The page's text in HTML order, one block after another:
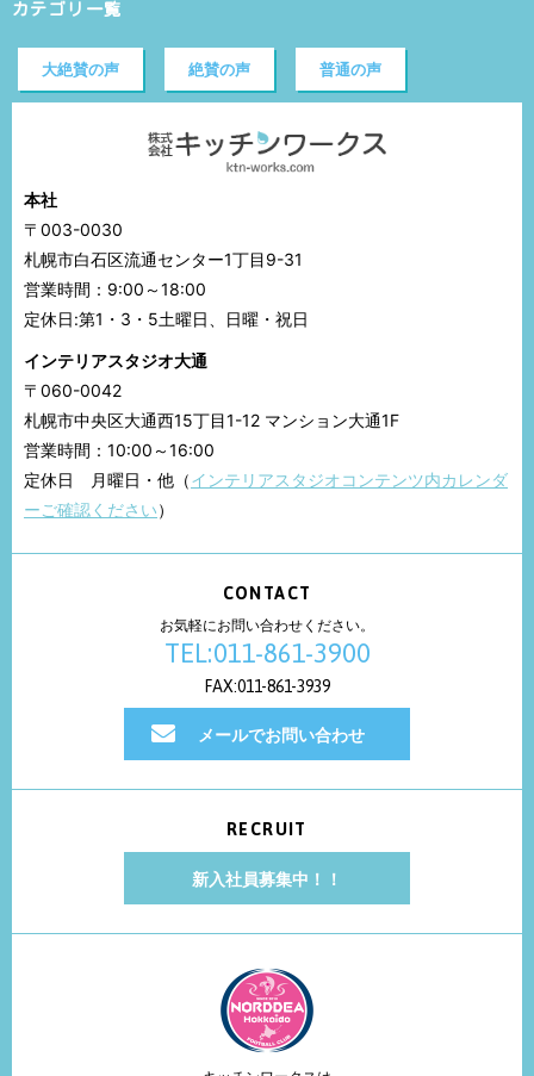
カテゴリ一覧
大絶賛の声 絶賛の声 普通の声
本社
〒003-0030
札幌市白石区流通センター1丁目9-31
営業時間：9:00～18:00
定休日:第1・3・5土曜日、日曜・祝日
インテリアスタジオ大通
〒060-0042
札幌市中央区大通西15丁目1-12 マンション大通1F
営業時間：10:00～16:00
定休日 月曜日・他（インテリアスタジオコンテンツ内カレンダ
ーご確認ください）
CONTACT
お気軽にお問い合わせください。
TEL:011-861-3900
FAX:011-861-3939
メールでお問い合わせ
RECRUIT
新入社員募集中！！